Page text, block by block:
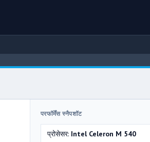
परफॉर्मेंस स्नैपशॉट
प्रोसेसर: Intel Celeron M 540